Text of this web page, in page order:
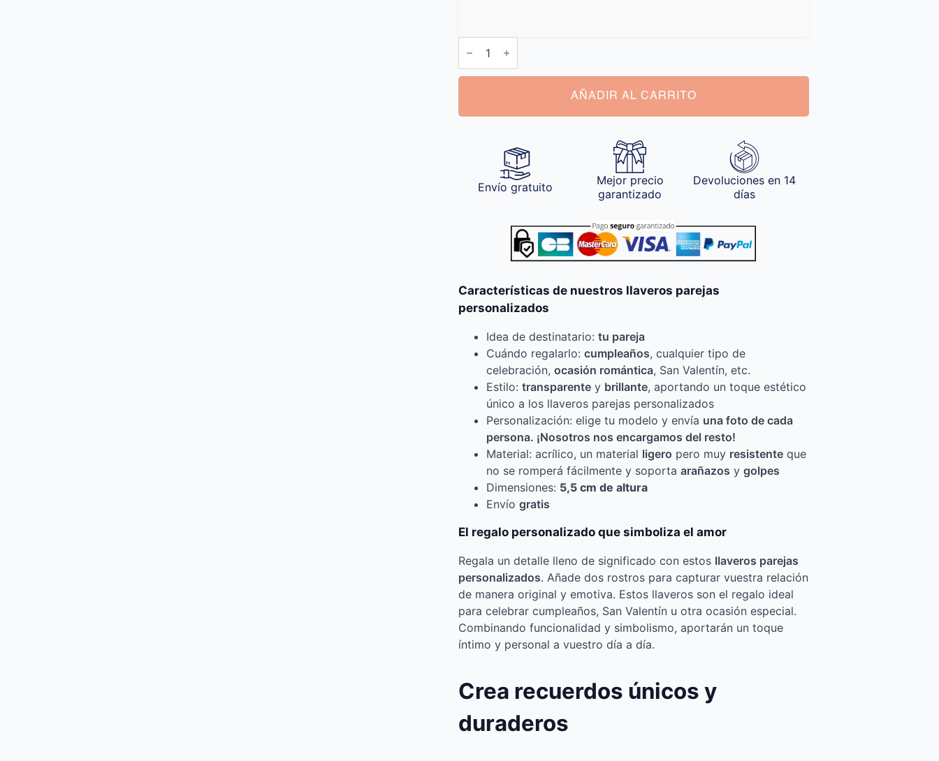
Llaveros
Parejas
cantidad
AÑADIR AL CARRITO
Envío gratuito
Mejor precio
garantizado
Devoluciones en 14
días
Características de nuestros llaveros parejas
personalizados
Idea de destinatario: tu pareja
Cuándo regalarlo: cumpleaños, cualquier tipo de
celebración, ocasión romántica, San Valentín, etc.
Estilo: transparente y brillante, aportando un toque estético
único a los llaveros parejas personalizados
Personalización: elige tu modelo y envía una foto de cada
persona. ¡Nosotros nos encargamos del resto!
Material: acrílico, un material ligero pero muy resistente que
no se romperá fácilmente y soporta arañazos y golpes
Dimensiones: 5,5 cm de altura
Envío gratis
El regalo personalizado que simboliza el amor
Regala un detalle lleno de significado con estos llaveros parejas
personalizados. Añade dos rostros para capturar vuestra relación
de manera original y emotiva. Estos llaveros son el regalo ideal
para celebrar cumpleaños, San Valentín u otra ocasión especial.
Combinando funcionalidad y simbolismo, aportarán un toque
íntimo y personal a vuestro día a día.
Crea recuerdos únicos y
duraderos